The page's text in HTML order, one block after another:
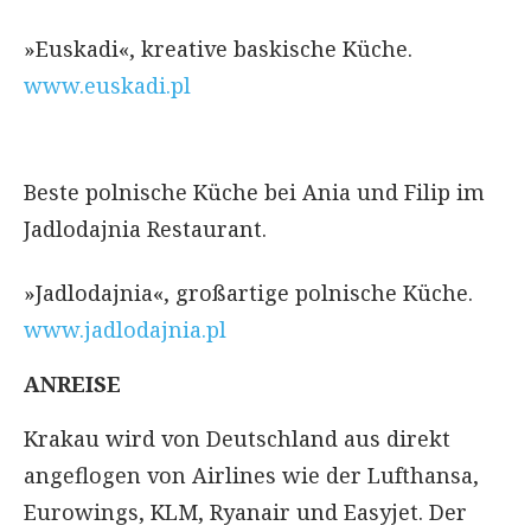
»Euskadi«, kreative baskische Küche.
www.euskadi.pl
Beste polnische Küche bei Ania und Filip im
Jadlodajnia Restaurant.
»Jadlodajnia«, großartige polnische Küche.
www.jadlodajnia.pl
ANREISE
Krakau wird von Deutschland aus direkt
angeflogen von Airlines wie der Lufthansa,
Eurowings, KLM, Ryanair und Easyjet. Der